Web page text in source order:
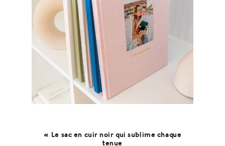
« Le sac en cuir noir qui sublime chaque
tenue